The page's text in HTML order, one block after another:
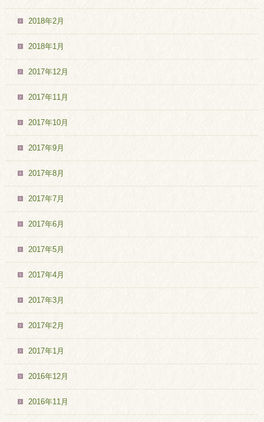
2018年2月
2018年1月
2017年12月
2017年11月
2017年10月
2017年9月
2017年8月
2017年7月
2017年6月
2017年5月
2017年4月
2017年3月
2017年2月
2017年1月
2016年12月
2016年11月